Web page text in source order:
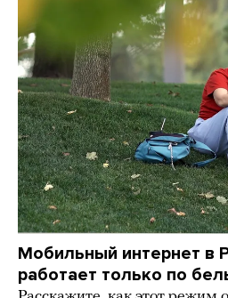
Мобильный интернет в
работает только по